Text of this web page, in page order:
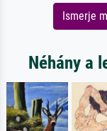
Ismerje
Néhány a